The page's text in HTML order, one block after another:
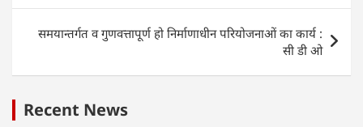
p o
समयान्तर्गत व गुणवत्तापूर्ण हो निर्माणाधीन परियोजनाओं का कार्य :
सी डी ओ
Recent News